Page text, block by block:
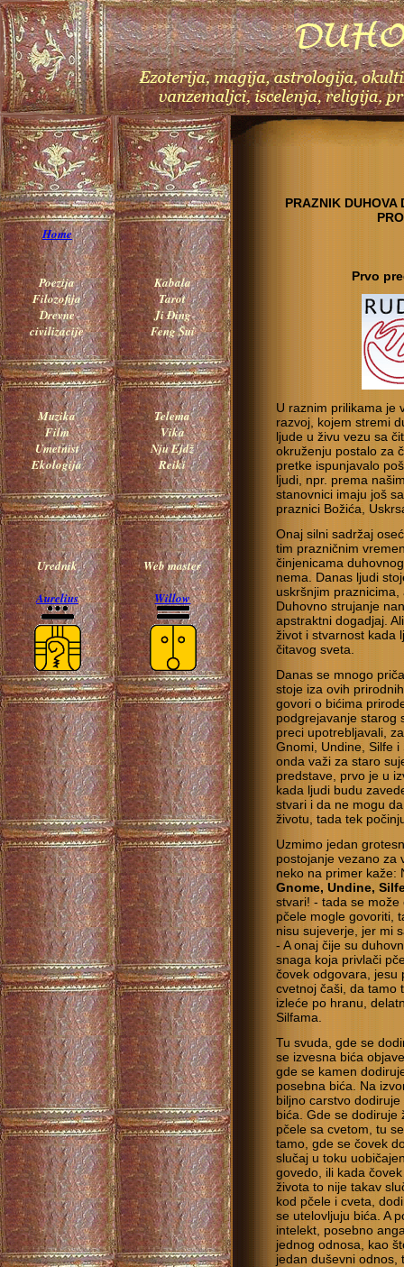
Home
Poezija
Filozofija
Drevne
civilizacije
Muzika
Film
Umetnist
Ekologija
Urednik
Aurelius
Kabala
Tarot
Ji Đing
Feng Šui
Telema
Vika
Nju Ejdž
Reiki
Web master
Willow
PRAZNIK DUHOVA
Prvo
U raznim prilikama je
razvoj, kojem stremi
ljude u živu vezu sa
okruženju postalo za
pretke ispunjavalo
ljudi, npr. prema
stanovnici imaju još
praznici Božića,
Onaj silni sadržaj
tim prazničnim
činjenicama
nema. Danas ljudi
uskršnjim
Duhovno strujanje
apstraktni dogadjaj.
život i stvarnost kada
čitavog sveta.
Danas se mnogo
stoje iza ovih
govori o bićima
podgrejavanje starog
preci upotrebljavali,
Gnomi, Undine, Silfe
onda važi za staro
predstave, prvo je u
kada ljudi budu
stvari i da ne mogu
životu, tada tek
Uzmimo jedan
postojanje vezano za
neko na primer kaže:
Gnome, Undine,
stvari! - tada se
pčele mogle govoriti,
nisu sujeverje, jer mi
- A onaj čije su
snaga koja privlači
čovek odgovara, jesu
cvetnoj čaši, da tamo
izleće po hranu,
Silfama.
Tu svuda, gde se
se izvesna bića
gde se kamen
posebna bića. Na
biljno carstvo
bića. Gde se dodiruje
pčele sa cvetom, tu
tamo, gde se čovek
slučaj u toku
govedo, ili kada
života to nije takav
kod pčele i cveta,
se utelovljuju bića. A
intelekt, posebno
jednog odnosa, kao
jedan duševni odnos,